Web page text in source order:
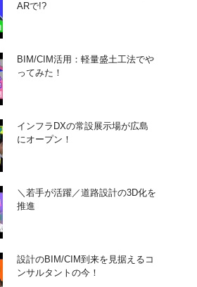
ARで!?
BIM/CIM活用：軽量盛土工法でや
ってみた！
インフラDXの常設展示場が広島
にオープン！
＼若手が活躍／道路設計の3D化を
推進
設計のBIM/CIM到来を見据えるコ
ンサルタントの今！